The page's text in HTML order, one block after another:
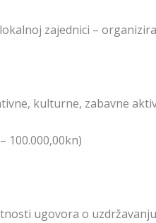
zajednici –
kulturne, zabavne
100.000,00kn)
ugovora o